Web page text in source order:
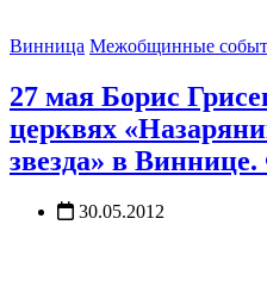
Винница Межобщинные
27 мая Борис
церквях
звезда» в
30.05.2012